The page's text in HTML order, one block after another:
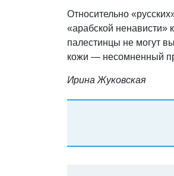
Относительно
«арабской ненависти»
палестинцы не могут
кожи — несомненный
Ирина Жуковская